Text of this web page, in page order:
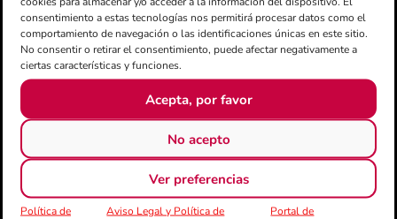
consentimiento a estas tecnologías nos permitirá procesar datos como el
comportamiento de navegación o las identificaciones únicas en este sitio.
No consentir o retirar el consentimiento, puede afectar negativamente a
ciertas características y funciones.
Acepta, por favor
No acepto
Ver preferencias
Política de
Aviso Legal y Política de
Portal de